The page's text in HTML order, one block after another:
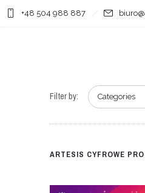
+48 504 988 887
Filter by: Categories
ARTESIS CYFROWE